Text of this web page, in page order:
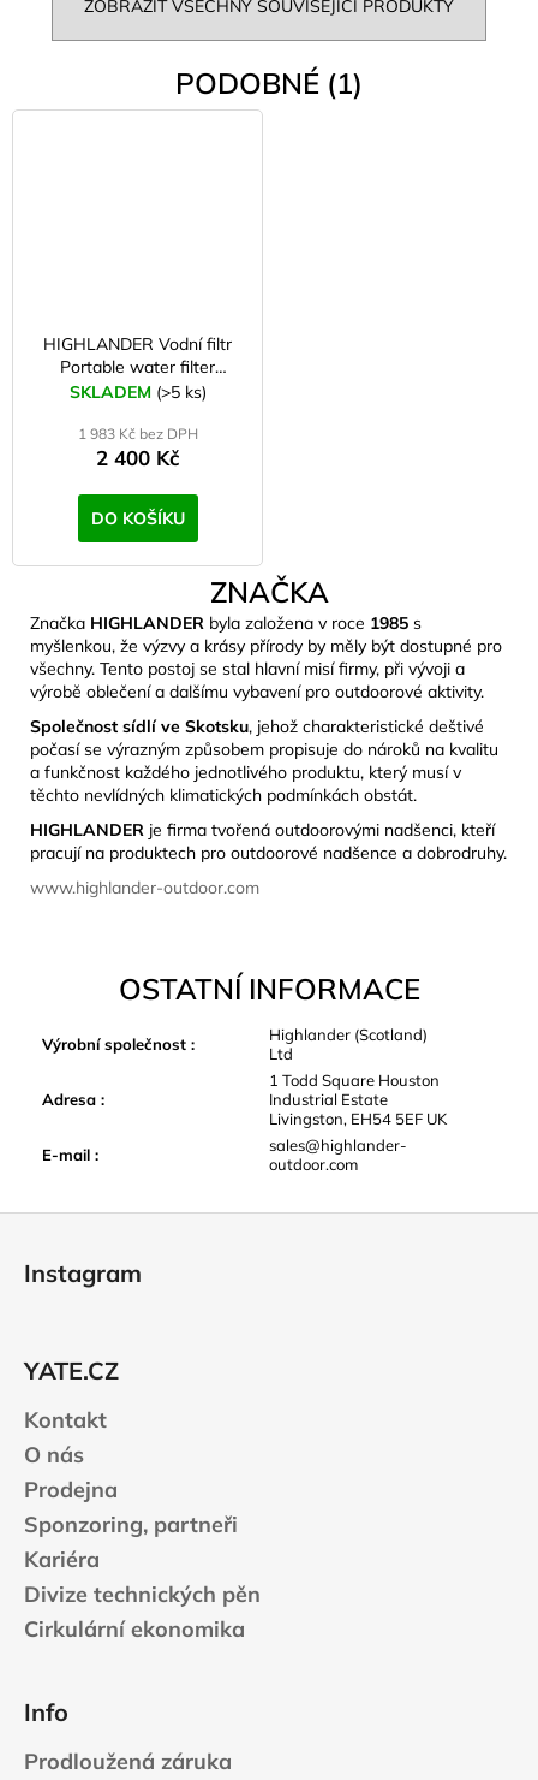
ZOBRAZIT VŠECHNY SOUVISEJÍCÍ PRODUKTY
PODOBNÉ (1)
HIGHLANDER Vodní filtr
Portable water filter
Miniwell - L610
SKLADEM (>5 ks)
1 983 Kč bez DPH
2 400 Kč
DO KOŠÍKU
ZNAČKA
Značka HIGHLANDER byla založena v roce 1985 s
myšlenkou, že výzvy a krásy přírody by měly být dostupné pro
všechny. Tento postoj se stal hlavní misí firmy, při vývoji a
výrobě oblečení a dalšímu vybavení pro outdoorové aktivity.
Společnost sídlí ve Skotsku, jehož charakteristické deštivé
počasí se výrazným způsobem propisuje do nároků na kvalitu
a funkčnost každého jednotlivého produktu, který musí v
těchto nevlídných klimatických podmínkách obstát.
HIGHLANDER je firma tvořená outdoorovými nadšenci, kteří
pracují na produktech pro outdoorové nadšence a dobrodruhy.
www.highlander-outdoor.com
OSTATNÍ INFORMACE
Výrobní společnost :
Highlander (Scotland)
Ltd
Adresa :
1 Todd Square Houston
Industrial Estate
Livingston, EH54 5EF UK
E-mail :
sales@highlander-
outdoor.com
Instagram
YATE.CZ
Kontakt
O nás
Prodejna
Sponzoring, partneři
Kariéra
Divize technických pěn
Cirkulární ekonomika
Info
Prodloužená záruka